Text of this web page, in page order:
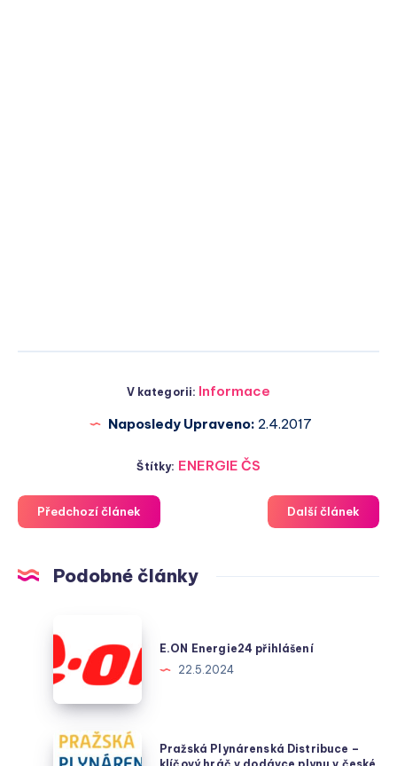
V kategorii: Informace
Naposledy Upraveno: 2.4.2017
Štítky: ENERGIE ČS
Předchozí článek Další článek
Podobné články
Energie24
přihlášení
E.ON Energie24 přihlášení
22.5.2024
Pražská
Plynárenská
Pražská Plynárenská Distribuce –